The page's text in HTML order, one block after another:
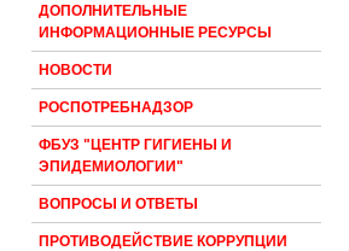
ДОПОЛНИТЕЛЬНЫЕ
ИНФОРМАЦИОННЫЕ РЕСУРСЫ
НОВОСТИ
РОСПОТРЕБНАДЗОР
ФБУЗ "ЦЕНТР ГИГИЕНЫ И
ЭПИДЕМИОЛОГИИ"
ВОПРОСЫ И ОТВЕТЫ
ПРОТИВОДЕЙСТВИЕ КОРРУПЦИИ